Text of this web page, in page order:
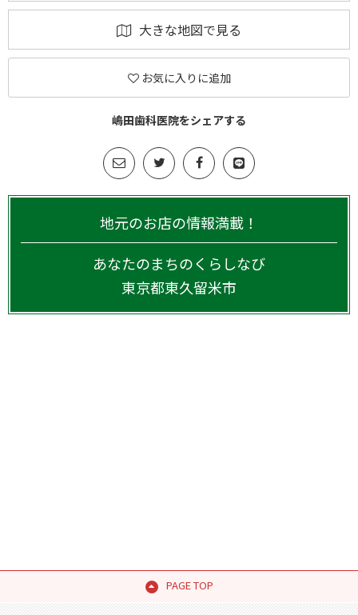
大きな地図で見る
お気に入りに追加
嶋田歯科医院をシェアする
地元のお店の情報満載！
あなたのまちのくらしなび
東京都東久留米市
PAGE TOP